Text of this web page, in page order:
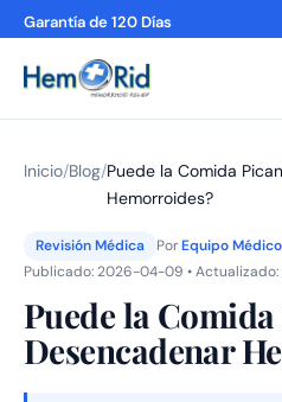
Garantía de 120 Días
Inicio/Blog/Puede la Comida
Hemorroides?
Revisión Médica PorEquipo
Publicado: 2026-04-09 •
Puede la
Desencadenar